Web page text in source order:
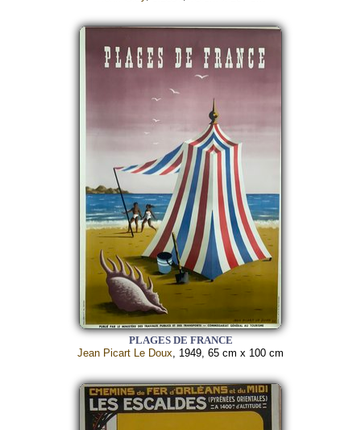
PLAGES DE FRANCE
Jean Picart Le Doux, 1949, 65 cm x 100 cm